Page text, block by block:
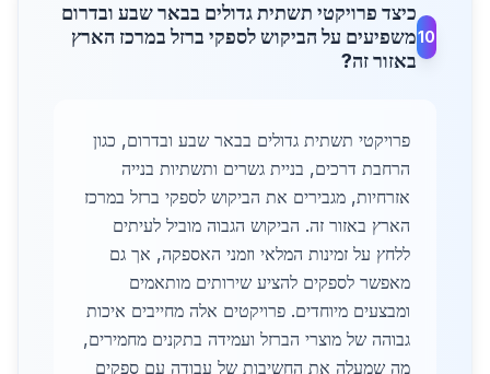
10
כיצד פרויקטי תשתית גדולים בבאר שבע ובדרום
משפיעים על הביקוש לספקי ברזל במרכז הארץ
באזור זה?
פרויקטי תשתית גדולים בבאר שבע ובדרום, כגון
הרחבת דרכים, בניית גשרים ותשתיות בנייה
אזרחיות, מגבירים את הביקוש לספקי ברזל במרכז
הארץ באזור זה. הביקוש הגבוה מוביל לעיתים
ללחץ על זמינות המלאי וזמני האספקה, אך גם
מאפשר לספקים להציע שירותים מותאמים
ומבצעים מיוחדים. פרויקטים אלה מחייבים איכות
גבוהה של מוצרי הברזל ועמידה בתקנים מחמירים,
מה שמעלה את החשיבות של עבודה עם ספקים